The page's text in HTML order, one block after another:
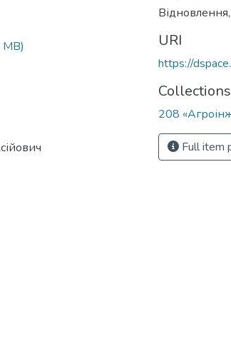
URI
https://
Collections
208
Full item